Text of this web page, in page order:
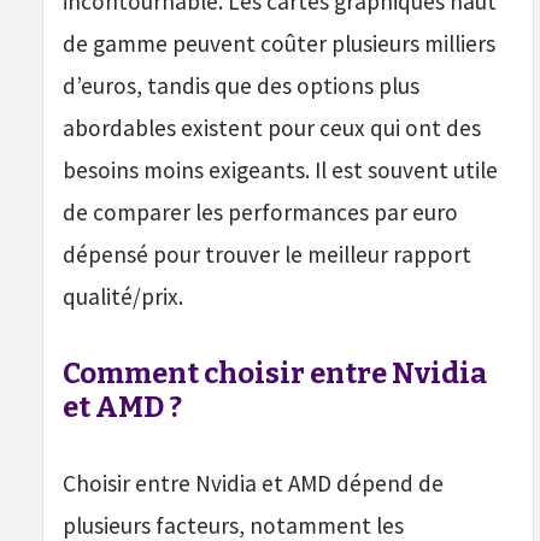
de gamme peuvent coûter plusieurs milliers
d’euros, tandis que des options plus
abordables existent pour ceux qui ont des
besoins moins exigeants. Il est souvent utile
de comparer les performances par euro
dépensé pour trouver le meilleur rapport
qualité/prix.
Comment choisir entre Nvidia
et AMD ?
Choisir entre Nvidia et AMD dépend de
plusieurs facteurs, notamment les